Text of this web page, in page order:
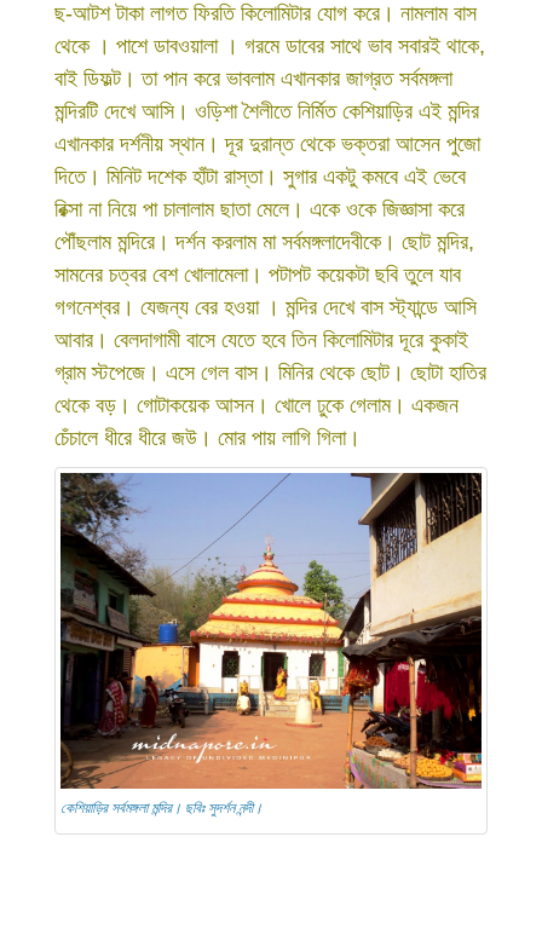
ছ-আটশ টাকা লাগত ফিরতি কিলোমিটার যোগ করে। নামলাম বাস
থেকে । পাশে ডাবওয়ালা । গরমে ডাবের সাথে ভাব সবারই থাকে,
বাই ডিফল্ট। তা পান করে ভাবলাম এখানকার জাগ্রত সর্বমঙ্গলা
মন্দিরটি দেখে আসি। ওড়িশা শৈলীতে নির্মিত কেশিয়াড়ির এই মন্দির
এখানকার দর্শনীয় স্থান। দূর দুরান্ত থেকে ভক্তরা আসেন পুজো
দিতে। মিনিট দশেক হাঁটা রাস্তা। সুগার একটু কমবে এই ভেবে
রিক্সা না নিয়ে পা চালালাম ছাতা মেলে। একে ওকে জিজ্ঞাসা করে
পৌঁছলাম মন্দিরে। দর্শন করলাম মা সর্বমঙ্গলাদেবীকে। ছোট মন্দির,
সামনের চত্বর বেশ খোলামেলা। পটাপট কয়েকটা ছবি তুলে যাব
গগনেশ্বর। যেজন্য বের হওয়া । মন্দির দেখে বাস স্ট্যান্ডে আসি
আবার। বেলদাগামী বাসে যেতে হবে তিন কিলোমিটার দূরে কুকাই
গ্রাম স্টপেজে। এসে গেল বাস। মিনির থেকে ছোট। ছোটা হাতির
থেকে বড়। গোটাকয়েক আসন। খোলে ঢুকে গেলাম। একজন
চেঁচালে ধীরে ধীরে জউ। মোর পায় লাগি গিলা।
কেশিয়াড়ির সর্বমঙ্গলা মন্দির। ছবিঃ সুদর্শন নন্দী।